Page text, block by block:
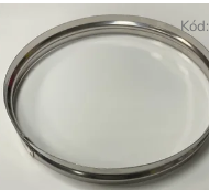
Kód: